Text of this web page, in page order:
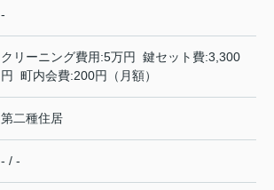
-
クリーニング費用:5万円 鍵セット費:3,300
円 町内会費:200円（月額）
第二種住居
- / -